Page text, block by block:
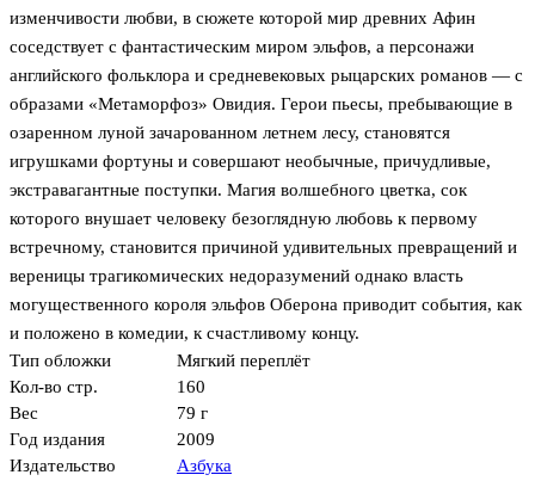
изменчивости любви, в сюжете которой мир древних Афин
соседствует с фантастическим миром эльфов, а персонажи
английского фольклора и средневековых рыцарских романов — с
образами «Метаморфоз» Овидия. Герои пьесы, пребывающие в
озаренном луной зачарованном летнем лесу, становятся
игрушками фортуны и совершают необычные, причудливые,
экстравагантные поступки. Магия волшебного цветка, сок
которого внушает человеку безоглядную любовь к первому
встречному, становится причиной удивительных превращений и
вереницы трагикомических недоразумений однако власть
могущественного короля эльфов Оберона приводит события, как
и положено в комедии, к счастливому концу.
Тип обложки
Мягкий переплёт
Кол-во стр.
160
Вес
79 г
Год издания
2009
Издательство
Азбука